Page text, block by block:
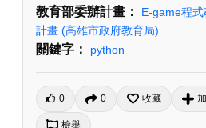
教育部委辦計畫：
E-game程
計畫 (高雄市政府教育局)
關鍵字： python
0 0 收藏
檢舉